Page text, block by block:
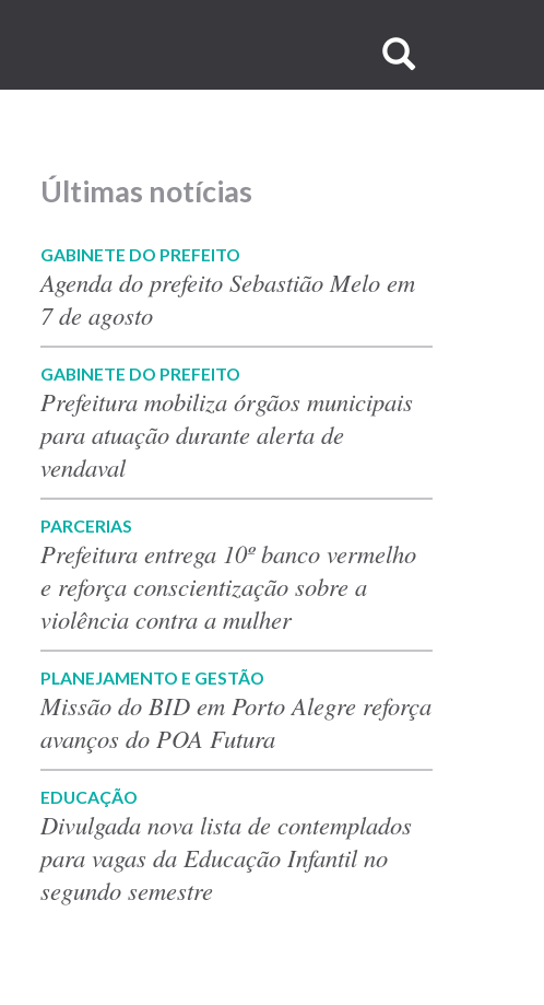
no
Últimas notícias
GABINETE DO PREFEITO
Agenda do prefeito Sebastião Melo em
7 de agosto
GABINETE DO PREFEITO
Prefeitura mobiliza órgãos municipais
para atuação durante alerta de
vendaval
PARCERIAS
Prefeitura entrega 10º banco vermelho
e reforça conscientização sobre a
violência contra a mulher
PLANEJAMENTO E GESTÃO
Missão do BID em Porto Alegre reforça
avanços do POA Futura
EDUCAÇÃO
Divulgada nova lista de contemplados
para vagas da Educação Infantil no
segundo semestre